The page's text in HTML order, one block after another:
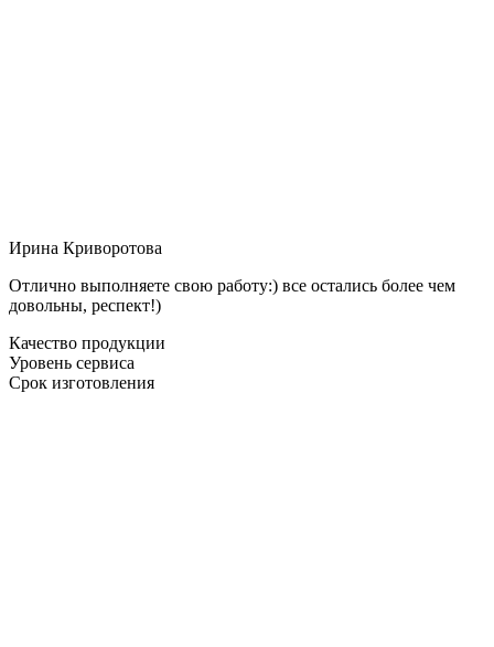
Ирина Криворотова
Отлично выполняете свою работу:) все остались более чем
довольны, респект!)
Качество продукции
Уровень сервиса
Срок изготовления